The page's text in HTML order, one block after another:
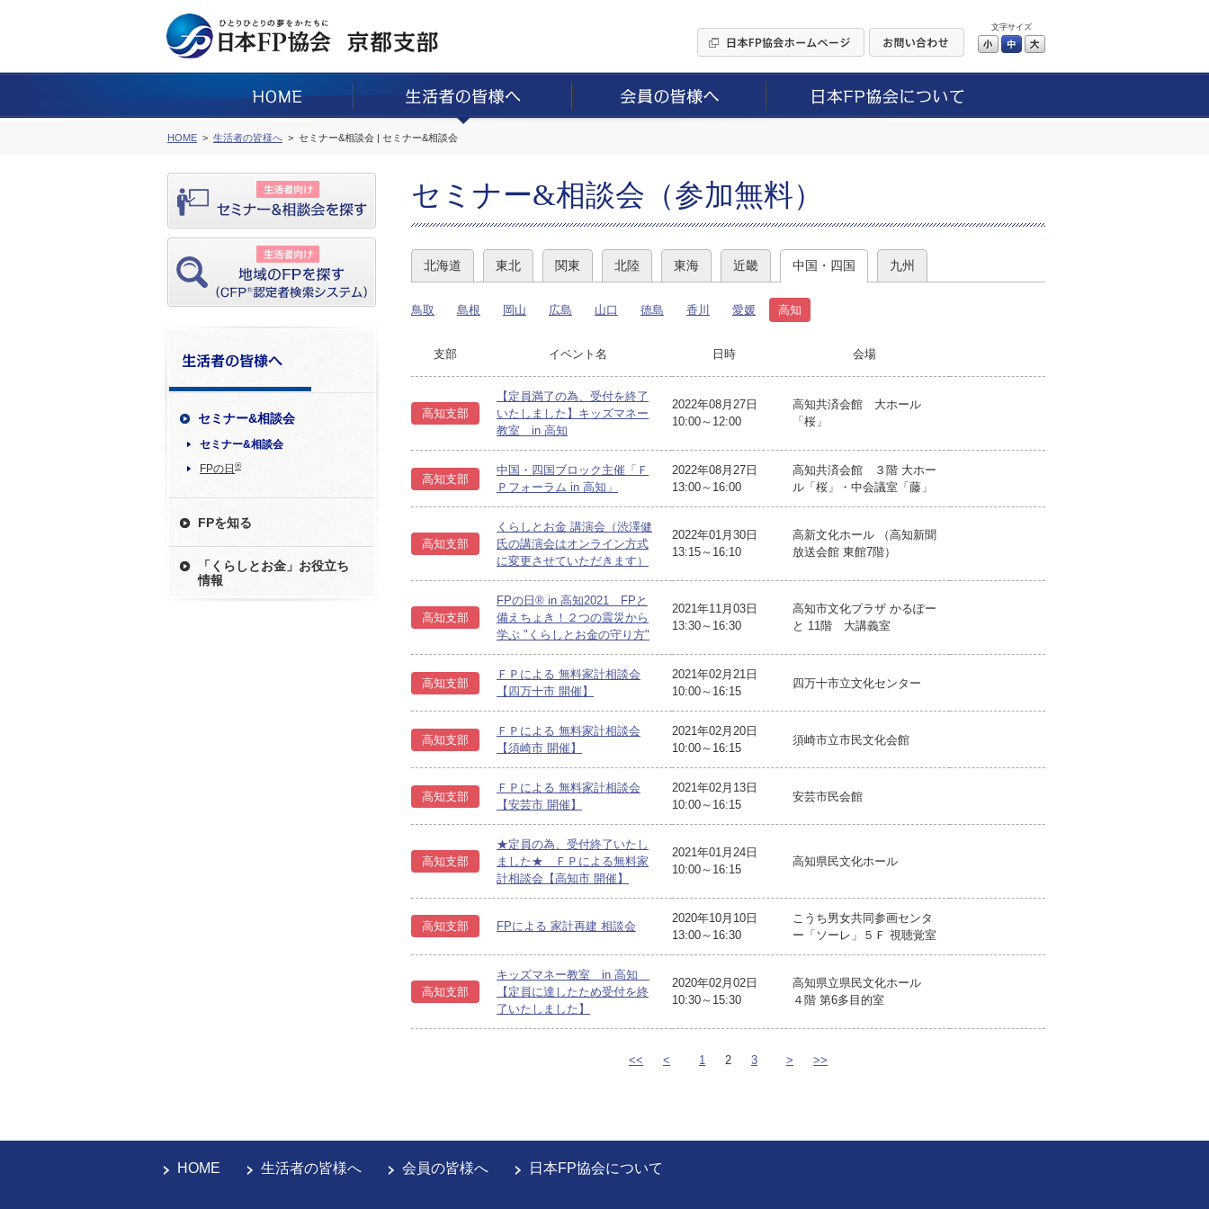
文字サイズ
小 中
HOME 生活者の皆様へ セミナー&相談会 | セミナー&相談会
セミナー&相談会
セミナー&相談会
FPの日 ®
FPを知る
「くらしとお金」お役立ち
情報
セミナー&相談会（参加無料）
北海道 東北 関東 北陸 東海 近畿 中国・四国 九州
鳥取 島根 岡山 広島 山口 徳島 香川 愛媛 高知
支部 イベント名 日時 会場
高知支部
【定員満了の為、受付を終了
いたしました】キッズマネー
教室 in 高知
2022年08月27日
10:00～12:00
高知共済会館 大ホール
「桜」
高知支部
中国・四国ブロック主催「Ｆ
Ｐフォーラム in 高知」
2022年08月27日
13:00～16:00
高知共済会館 ３階 大ホー
ル「桜」・中会議室「藤」
高知支部
くらしとお金 講演会（渋澤健
氏の講演会はオンライン方式
に変更させていただきます）
2022年01月30日
13:15～16:10
高新文化ホール （高知新聞
放送会館 東館7階）
高知支部
FPの日® in 高知2021 FPと
備えちょき！２つの震災から
学ぶ "くらしとお金の守り方"
2021年11月03日
13:30～16:30
高知市文化プラザ かるぽー
と 11階 大講義室
高知支部
ＦＰによる 無料家計相談会
【四万十市 開催】
2021年02月21日
10:00～16:15
四万十市立文化センター
高知支部
ＦＰによる 無料家計相談会
【須崎市 開催】
2021年02月20日
10:00～16:15
須崎市立市民文化会館
高知支部
ＦＰによる 無料家計相談会
【安芸市 開催】
2021年02月13日
10:00～16:15
安芸市民会館
高知支部
★定員の為、受付終了いたし
ました★ ＦＰによる無料家
計相談会【高知市 開催】
2021年01月24日
10:00～16:15
高知県民文化ホール
高知支部 FPによる 家計再建 相談会
2020年10月10日
13:00～16:30
こうち男女共同参画センタ
ー「ソーレ」５Ｆ 視聴覚室
高知支部
キッズマネー教室 in 高知
【定員に達したため受付を終
了いたしました】
2020年02月02日
10:30～15:30
高知県立県民文化ホール
４階 第6多目的室
<< < 1 2 3 > >>
HOME 生活者の皆様へ 会員の皆様へ 日本FP協会について